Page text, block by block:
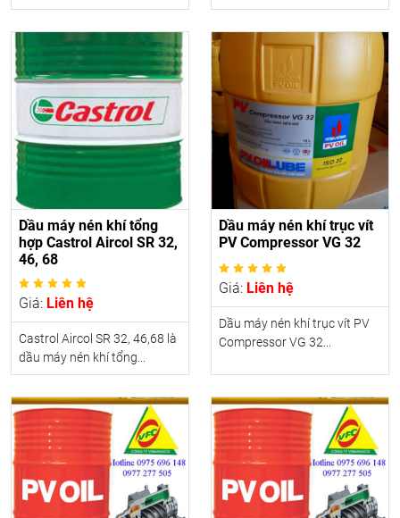
Dầu máy nén khí tổng
hợp Castrol Aircol SR 32,
46, 68
Giá: Liên hệ
Castrol Aircol SR 32, 46,68 là
dầu máy nén khí tổng...
Dầu máy nén khí trục vít
PV Compressor VG 32
Giá: Liên hệ
Dầu máy nén khí trục vít PV
Compressor VG 32...